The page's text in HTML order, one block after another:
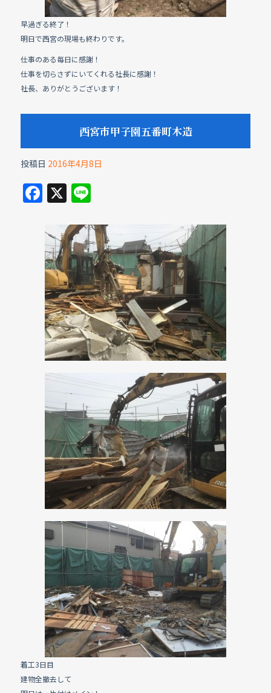
早過ぎる終了！
明日で西宮の現場も終わりです。
仕事のある毎日に感謝！
仕事を切らさずにいてくれる社長に感謝！
社長、ありがとうございます！
西宮市甲子園五番町木造
投稿日 2016年4月8日
F
a
c
e
b
o
o
k
X Li
e
着工3日目
建物全撤去して